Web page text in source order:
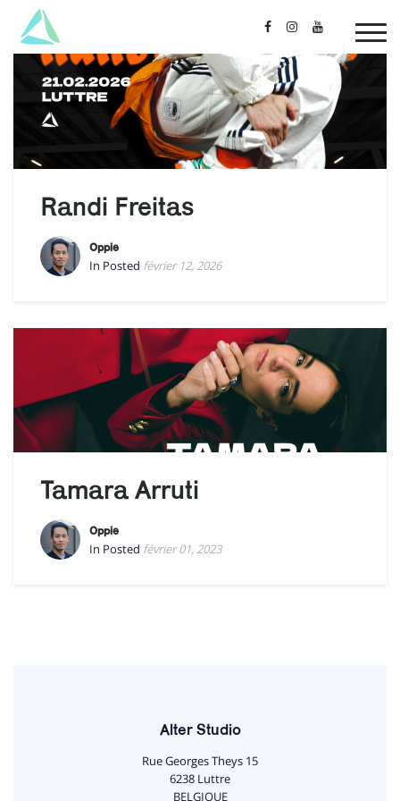
Randi Freitas
Oppie
In Posted février 12, 2026
Tamara Arruti
Oppie
In Posted février 01, 2023
Alter Studio
Rue Georges Theys 15
6238 Luttre
BELGIQUE